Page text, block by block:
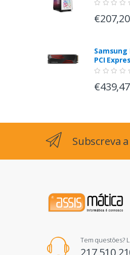
€207,20
Samsung
PCI
€439,47
Subscreva
Tem questões?